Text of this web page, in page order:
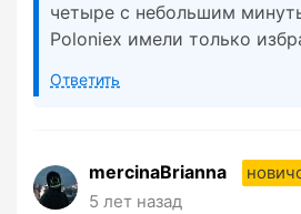
четыре с небольшим
Poloniex имели только
Ответить
mercinaBrianna
5 лет назад